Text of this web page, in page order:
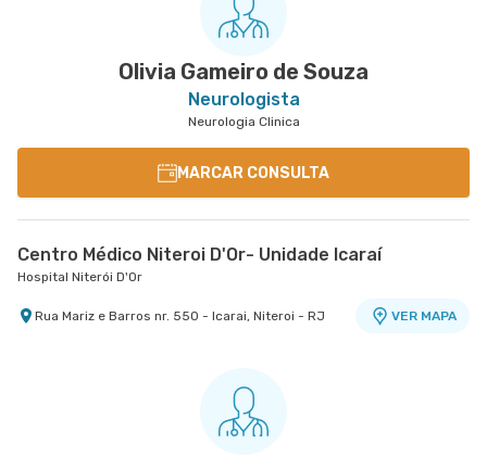
Olivia Gameiro de Souza
Neurologista
Neurologia Clinica
MARCAR CONSULTA
Centro Médico Niteroi D'Or- Unidade Icaraí
Hospital Niterói D'Or
Rua Mariz e Barros nr. 550 - Icarai, Niteroi - RJ VER MAPA